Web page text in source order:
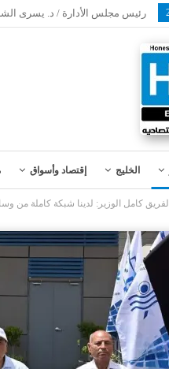
رئيس مجلس الأدارة / د. يسرى
الخليج إقتصاد وأسواق
الفريق كامل الوزير: لدينا شبكة كاملة من